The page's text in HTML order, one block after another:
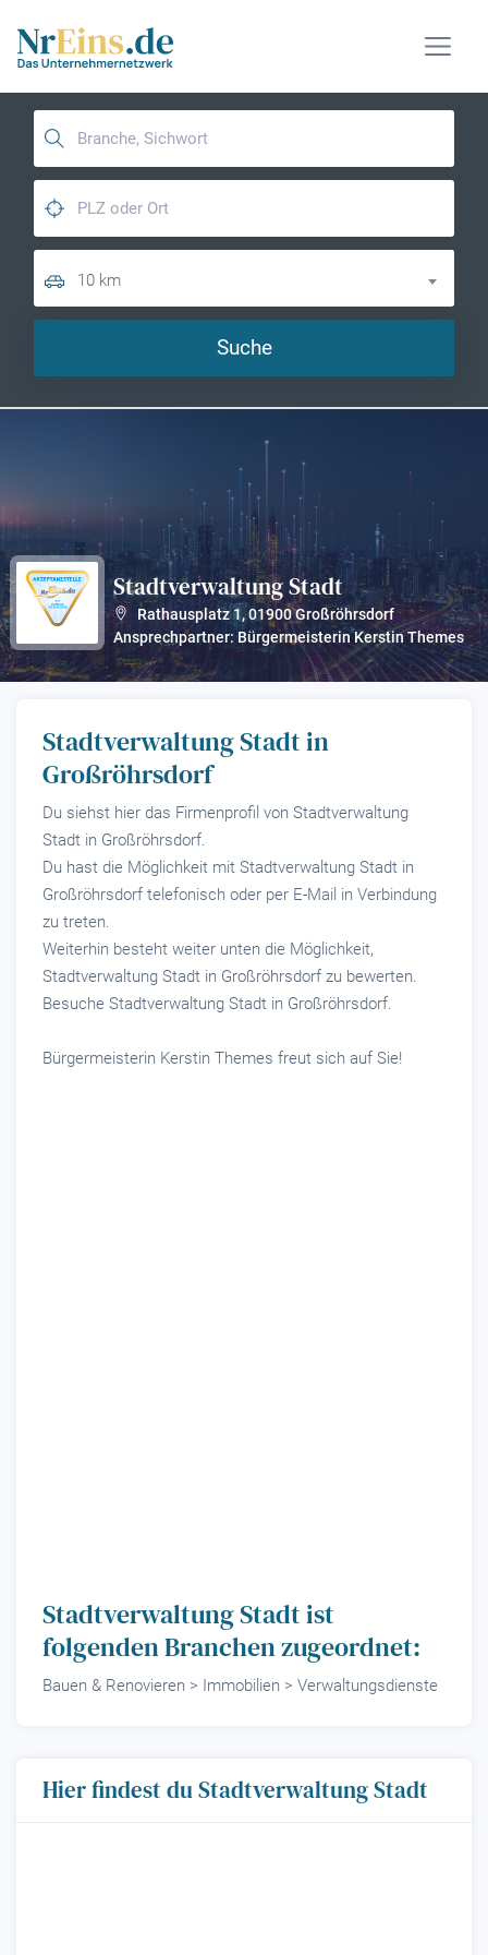
10 km
Suche
Stadtverwaltung Stadt ?
Rathausplatz 1,01900Großröhrsdorf
Ansprechpartner: Bürgermeisterin Kerstin Themes
Stadtverwaltung Stadt in
Großröhrsdorf
Du siehst hier das Firmenprofil von Stadtverwaltung
Stadt in Großröhrsdorf.
Du hast die Möglichkeit mit Stadtverwaltung Stadt in
Großröhrsdorf telefonisch oder per E-Mail in Verbindung
zu treten.
Weiterhin besteht weiter unten die Möglichkeit,
Stadtverwaltung Stadt in Großröhrsdorf zu bewerten.
Besuche Stadtverwaltung Stadt in Großröhrsdorf.
Bürgermeisterin Kerstin Themes freut sich auf Sie!
Stadtverwaltung Stadt ist
folgenden Branchen zugeordnet:
Bauen & Renovieren > Immobilien > Verwaltungsdienste
Hier findest du Stadtverwaltung Stadt